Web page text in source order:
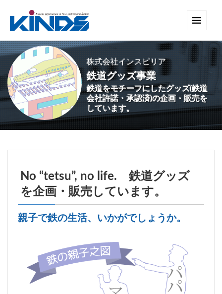
株式会社インスピリア
鉄道グッズ事業
鉄道をモチーフにしたグッズ(鉄道
会社許諾・承認済)の企画・販売を
しています。
No “tetsu”, no life. 鉄道グッズ
を企画・販売しています。
親子で鉄の生活、いかがでしょうか。